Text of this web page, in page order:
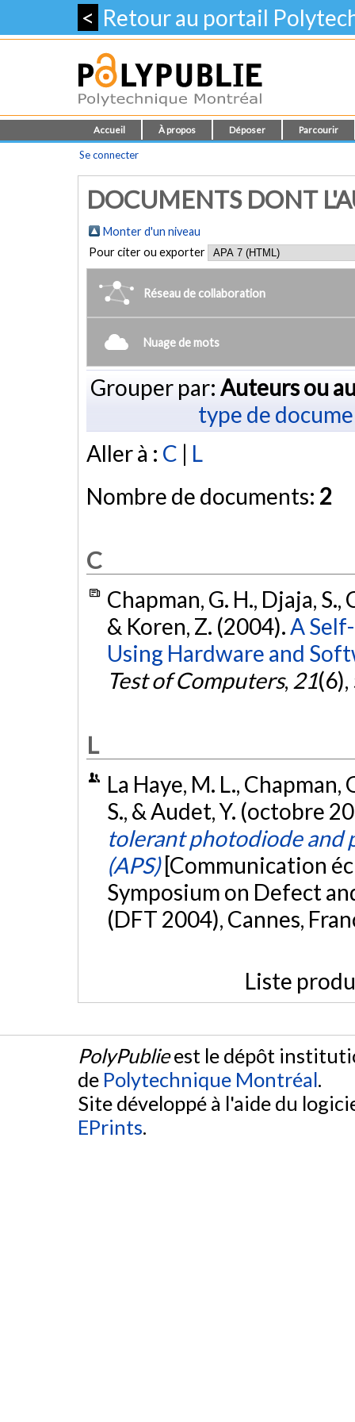
< Retour au portail
Accueil À propos Déposer Parcourir
Se connecter
DOCUMENTS DONT
Monter d'un niveau
Pour citer ou exporter
Réseau de collaboration
Nuage de mots
Grouper par: Auteurs ou
type de
Aller à : C | L
Nombre de documents: 2
C
Chapman, G. H., Djaja, S.,
& Koren, Z. (2004).A
Using Hardware and
Test of Computers, 21
L
La Haye, M. L., Chapman,
S., & Audet, Y. (octobre
tolerant photodiode and
(APS) [Communication
Symposium on Defect
(DFT 2004), Cannes,
Liste
PolyPublieest le dépôt
de Polytechnique Montréal.
Site développé à l'aide du
EPrints.